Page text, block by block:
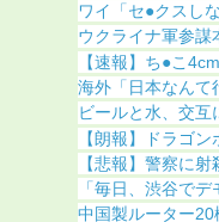
ワイ「セ●クスし
ウクライナ軍参
【速報】ち●こ
海外「日本なんて
ビールと水、交
【朗報】ドラゴ
【悲報】警察に
「毎日、渋谷で
中国製ルーター